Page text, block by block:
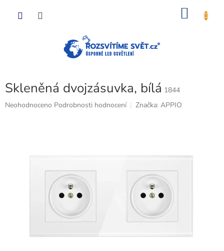
Skleněná dvojzásuvka, bílá 1844
Průměrné
Neohodnoceno Podrobnosti hodnocení Značka: APPIO